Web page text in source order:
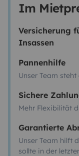
Im
Versicherung
Insassen
Pannenhilfe
Unser Team
Sichere
Mehr Flexibilität
Garantierte
Unser Team hilft
sollte in der